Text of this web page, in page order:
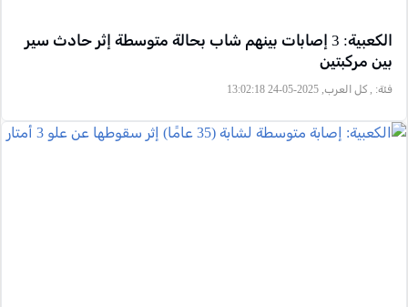
الكعبية: 3 إصابات بينهم شاب بحالة متوسطة إثر حادث سير
بين مركبتين
فئة: , كل العرب, 2025-05-24 13:02:18